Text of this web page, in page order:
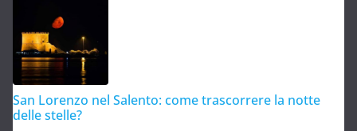
San Lorenzo nel Salento: come trascorrere la notte
delle stelle?